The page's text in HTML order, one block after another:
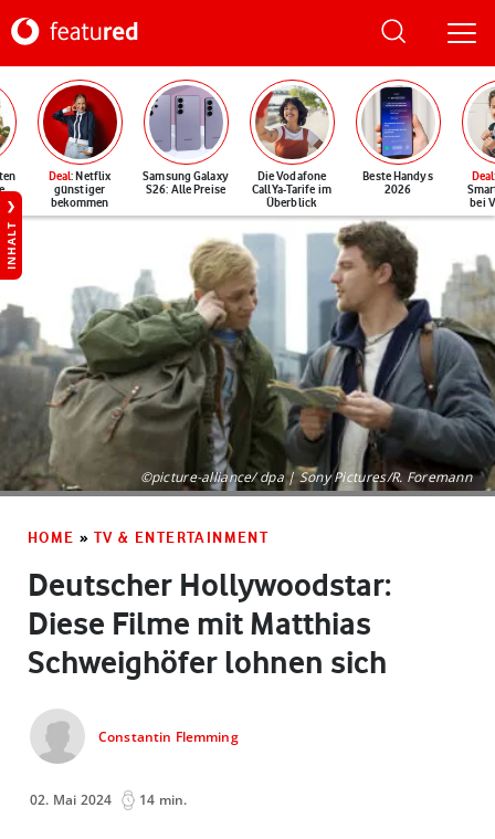
Deal: Netflix
günstiger
bekommen
Samsung Galaxy
S26: Alle Preise
Die Vodafone
CallYa-Tarife im
Überblick
Beste Handys
2026
Deal
bei
INHALT
©picture-alliance/ dpa | Sony Pictures/R. Foremann
HOME » TV & ENTERTAINMENT
Deutscher Hollywoodstar:
Diese Filme mit Matthias
Schweighöfer lohnen sich
Constantin Flemming
02. Mai 2024 14 min.